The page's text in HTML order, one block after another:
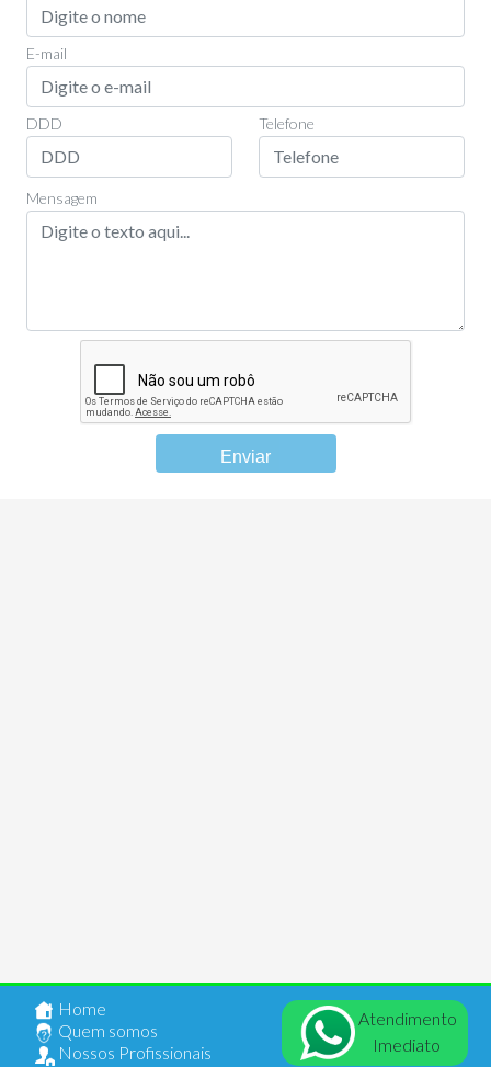
E-mail
DDD Telefone
Mensagem
Home
Quem somos
Nossos Profissionais
Atendimento
Imediato